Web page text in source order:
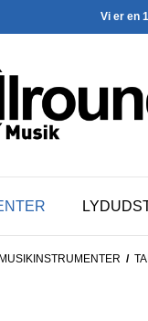
Vi er en
MUSIKINSTRUMENTER /